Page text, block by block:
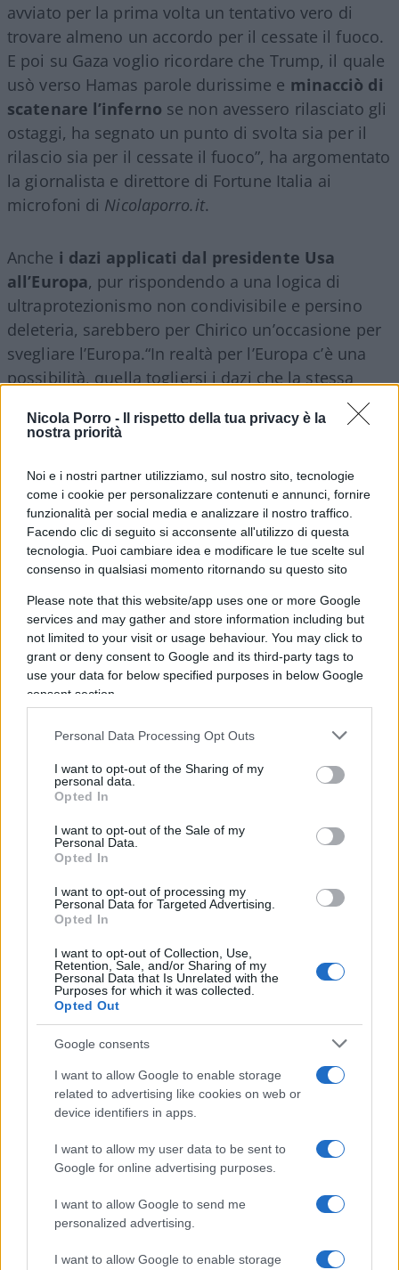
Nicola Porro -
Il rispetto della tua privacy è la
nostra priorità
Noi e i nostri partner utilizziamo, sul nostro sito, tecnologie
come i cookie per personalizzare contenuti e annunci, fornire
funzionalità per social media e analizzare il nostro traffico.
Facendo clic di seguito si acconsente all'utilizzo di questa
tecnologia. Puoi cambiare idea e modificare le tue scelte sul
consenso in qualsiasi momento ritornando su questo sito
Please note that this website/app uses one or more Google
services and may gather and store information including but
not limited to your visit or usage behaviour. You may click to
grant or deny consent to Google and its third-party tags to
use your data for below specified purposes in below Google
consent section.
Personal Data Processing Opt Outs
I want to opt-out of the Sharing of my
personal data.
Opted In
I want to opt-out of the Sale of my
Personal Data.
Opted In
I want to opt-out of processing my
Personal Data for Targeted Advertising.
Opted In
I want to opt-out of Collection, Use,
Retention, Sale, and/or Sharing of my
Personal Data that Is Unrelated with the
Purposes for which it was collected.
Opted Out
Google consents
I want to allow Google to enable storage
related to advertising like cookies on web or
device identifiers in apps.
I want to allow my user data to be sent to
Google for online advertising purposes.
I want to allow Google to send me
personalized advertising.
I want to allow Google to enable storage
avviato per la prima volta un tentativo vero di
trovare almeno un accordo per il cessate il fuoco.
E poi su Gaza voglio ricordare che Trump, il quale
usò verso Hamas parole durissime e minacciò di
scatenare l’inferno se non avessero rilasciato gli
ostaggi, ha segnato un punto di svolta sia per il
rilascio sia per il cessate il fuoco”, ha argomentato
la giornalista e direttore di Fortune Italia ai
microfoni di Nicolaporro.it.
Anche i dazi applicati dal presidente Usa
all’Europa, pur rispondendo a una logica di
ultraprotezionismo non condivisibile e persino
deleteria, sarebbero per Chirico un’occasione per
svegliare l’Europa.“In realtà per l’Europa c’è una
possibilità, quella togliersi i dazi che la stessa
Europa si è imposta, a partire dal groviglio di
norme e dagli oneri fiscali che danneggiano non
business in Europa, ma anche le imprese
europee”, ha affermato al riguardo la giornalista.
Quanto invece agli affari di casa nostra, abbiamo
chiesto a Chirico un’opinione sulla recente
manifestazione islamica per le vie di Milano,
caratterizzata da un’immagine emblematica: da
una parte gli uomini, dall’altra le donne costrette
quasi a starsene in disparte. “Il famoso libro
profezia. C’è un gigantesco problema”, ha
osservato la giornalista, riflettendo poi anche su
un altro recente episodio.
“Mi hanno molto colpito anche le manifestazioni
proPal sotto le redazioni de
credo che quando si vuole annientare l’opinione
diversa c’è già
un gigantesco problema per la
difendere con maggiore determinazione, anche
con una punta di orgoglio, la società occidentale,
la società cristiana che siamo riusciti a creare.
Non perché questo sia un dovere, ma perché le
nostre radici giudaico-cristiane ci ricordano che
ognuno è libero di professare la Fede che vuole ed
è libero di avere l’opinione che vuole, nel rispetto
del mondo è così”.